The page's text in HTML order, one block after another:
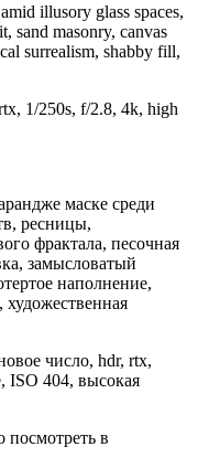
illusory glass spaces,
sand masonry, canvas
surrealism, shabby fill,
1/250s, f/2.8, 4k, high
маске среди
ресницы,
фрактала, песочная
замысловатый
наполнение,
число, hdr, rtx,
ISO 404, высокая
посмотреть в